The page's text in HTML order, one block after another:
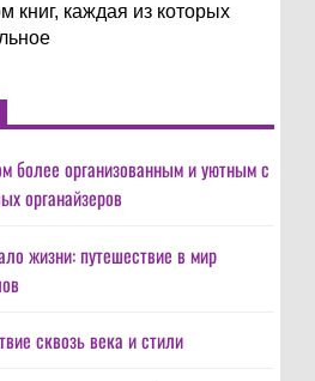
каждая из которых
более организованным и уютным с
органайзеров
жизни: путешествие в мир
сквозь века и стили